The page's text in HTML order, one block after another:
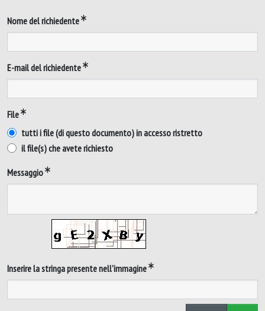
Nome del richiedente
E-mail del richiedente
File
tutti i file (di questo documento) in accesso ristretto
il file(s) che avete richiesto
Messaggio
Inserire la stringa presente nell'immagine